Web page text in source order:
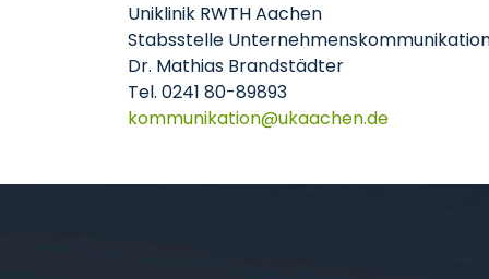
Uniklinik RWTH Aachen
Stabsstelle
Dr. Mathias Brandstädter
Tel. 0241 80-89893
kommunikation
ukaachende